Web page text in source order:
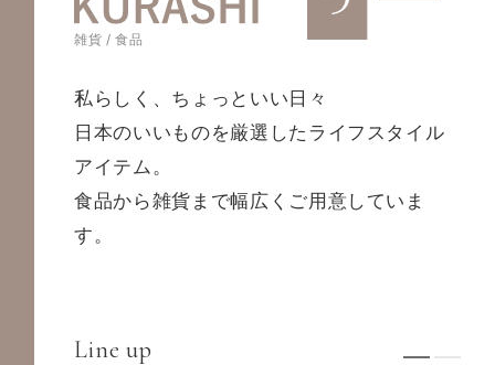
雑貨 / 食品
私らしく、ちょっといい日々
日本のいいものを厳選したライフスタイル
アイテム。
食品から雑貨まで幅広くご用意していま
す。
Line up